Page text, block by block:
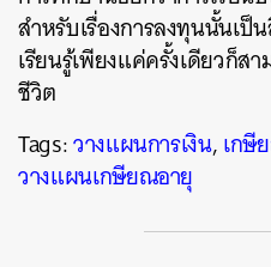
สำหรับเรื่องการลงทุนนั้นเ
เรียนรู้เพียงแค่ครั้งเดียวก็ส
ชีวิต
Tags:วางแผนการเงิน,เกษี
วางแผนเกษียณอายุ